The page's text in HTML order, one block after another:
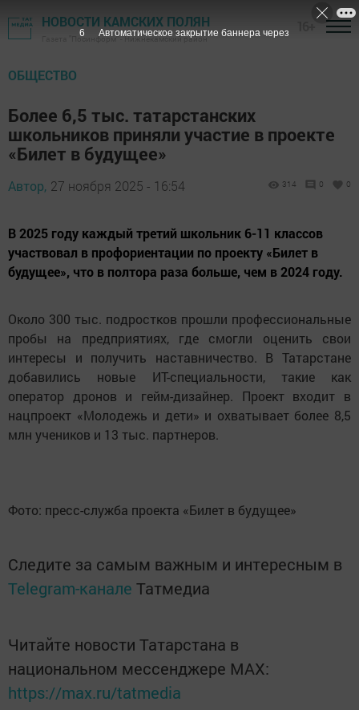
НОВОСТИ КАМСКИХ ПОЛЯН
Газета "Посинформ" - Нижнекамский район
ОБЩЕСТВО
Более 6,5 тыс. татарстанских
школьников приняли участие в проекте
«Билет в будущее»
Автор, 27 ноября 2025 - 16:54 314 0 0
В 2025 году каждый третий школьник 6-11 классов
участвовал в профориентации по проекту «Билет в
будущее», что в полтора раза больше, чем в 2024 году.
Около 300 тыс. подростков прошли профессиональные
пробы на предприятиях, где смогли оценить свои
интересы и получить наставничество. В Татарстане
добавились новые ИТ-специальности, такие как
оператор дронов и гейм-дизайнер. Проект входит в
нацпроект «Молодежь и дети» и охватывает более 8,5
млн учеников и 13 тыс. партнеров.
Фото: пресс-служба проекта «Билет в будущее»
Следите за самым важным и интересным в
Telegram-канале Татмедиа
Читайте новости Татарстана в
национальном мессенджере MАХ:
https://max.ru/tatmedia
5 Автоматическое закрытие баннера через